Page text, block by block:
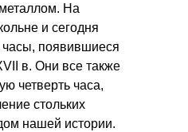
На
и сегодня
часы, появившиеся
в. Они все также
четверть часа,
стольких
нашей истории.